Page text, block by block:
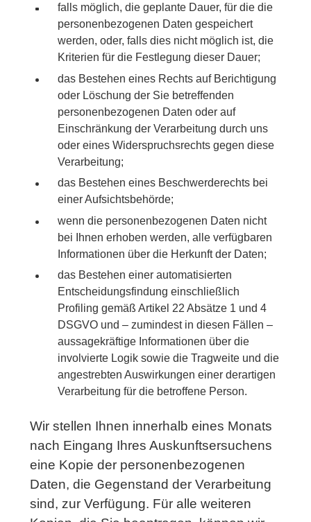
falls möglich, die geplante Dauer, für die die
personenbezogenen Daten gespeichert
werden, oder, falls dies nicht möglich ist, die
Kriterien für die Festlegung dieser Dauer;
das Bestehen eines Rechts auf Berichtigung
oder Löschung der Sie betreffenden
personenbezogenen Daten oder auf
Einschränkung der Verarbeitung durch uns
oder eines Widerspruchsrechts gegen diese
Verarbeitung;
das Bestehen eines Beschwerderechts bei
einer Aufsichtsbehörde;
wenn die personenbezogenen Daten nicht
bei Ihnen erhoben werden, alle verfügbaren
Informationen über die Herkunft der Daten;
das Bestehen einer automatisierten
Entscheidungsfindung einschließlich
Profiling gemäß Artikel 22 Absätze 1 und 4
DSGVO und – zumindest in diesen Fällen –
aussagekräftige Informationen über die
involvierte Logik sowie die Tragweite und die
angestrebten Auswirkungen einer derartigen
Verarbeitung für die betroffene Person.
Wir stellen Ihnen innerhalb eines Monats
nach Eingang Ihres Auskunftsersuchens
eine Kopie der personenbezogenen
Daten, die Gegenstand der Verarbeitung
sind, zur Verfügung. Für alle weiteren